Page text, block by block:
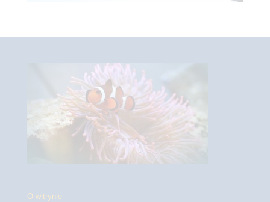
O witrynie